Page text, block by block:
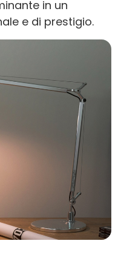
in un
e di prestigio.